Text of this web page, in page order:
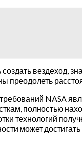
создать вездеход,
преодолеть
NASA
полностью
технологий
может